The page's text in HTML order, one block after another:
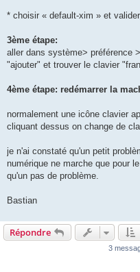
* choisir « default-xim » et
3ème étape:
aller dans système> préférence
"ajouter" et trouver le clavier
4ème étape: redémarrer la
normalement une icône clavier
cliquant dessus on change de
je n'ai constaté qu'un petit
numérique ne marche que pour
qu'un pas de problème.
Bastian
Répondre
3